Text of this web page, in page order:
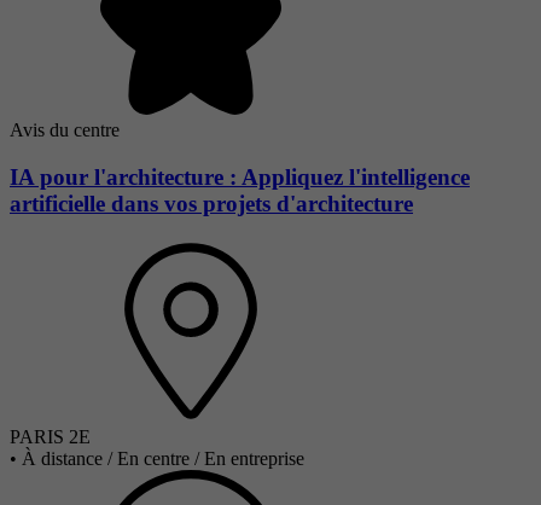
Avis du centre
IA pour l'architecture : Appliquez l'intelligence
artificielle dans vos projets d'architecture
PARIS 2E
• À distance / En centre / En entreprise